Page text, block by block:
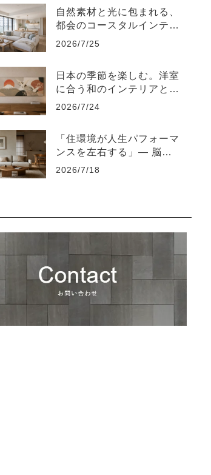
自然素材と光に包まれる、
都会のコースタルインテリ
ア-江東区
2026/7/25
日本の季節を楽しむ。洋室
に合う和のインテリアと飾
り方
2026/7/24
「住環境が人生パフォーマ
ンスを左右する」― 脳を
疲れさせない“知的な住環
2026/7/18